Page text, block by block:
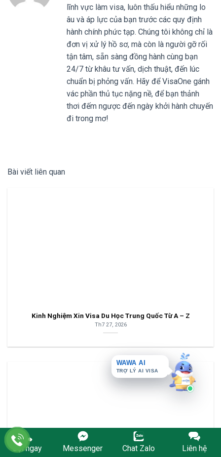
WAWA AI
TRỢ LÝ AI VISA
lĩnh vực làm visa, luôn thấu hiểu những lo
âu và áp lực của bạn trước các quy định
hành chính phức tạp. Chúng tôi không chỉ là
đơn vị xử lý hồ sơ, mà còn là người gỡ rối
tận tâm, sẵn sàng đồng hành cùng bạn
24/7 từ khâu tư vấn, dịch thuật, đến lúc
chuẩn bị phỏng vấn. Hãy để VisaOne gánh
vác phần thủ tục nặng nề, để bạn thảnh
thơi đếm ngược đến ngày khởi hành chuyến
đi trong mơ!
Bài viết liên quan
Kinh Nghiệm Xin Visa Du Học Trung Quốc Từ A – Z
Th7 27, 2026
Gọi ngay Messenger Chat Zalo Liên hệ